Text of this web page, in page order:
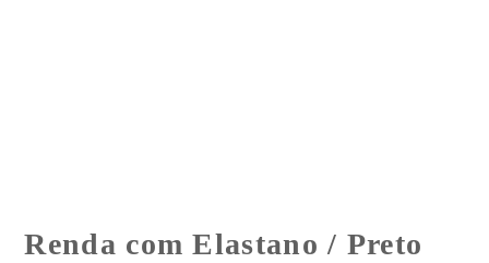
Renda com Elastano / Preto